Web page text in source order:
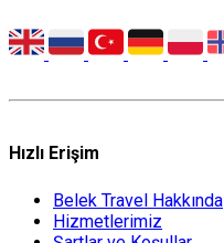
Hızlı Erişim
Belek Travel Hakkında
Hizmetlerimiz